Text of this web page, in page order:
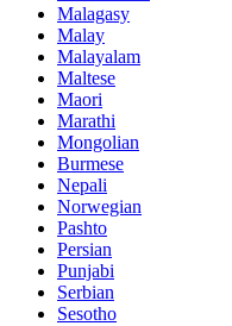
Malagasy
Malay
Malayalam
Maltese
Maori
Marathi
Mongolian
Burmese
Nepali
Norwegian
Pashto
Persian
Punjabi
Serbian
Sesotho